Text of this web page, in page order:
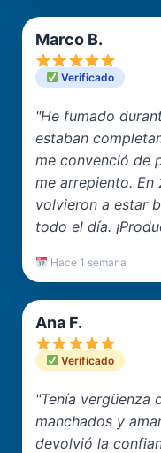
Marco B.
Verificado
"He fumado
estaban
me convenció de
me arrepiento. En
volvieron a estar
todo el día.
Hace 1 semana
Ana F.
Verificado
"Tenía vergüenza
manchados y
devolvió la